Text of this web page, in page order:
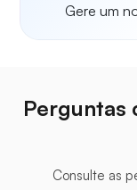
Gere um
Perguntas
Consulte as